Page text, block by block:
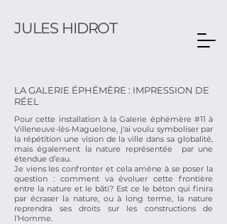
JULES HIDROT
LA GALERIE ÉPHÉMÈRE : IMPRESSION DE
RÉEL
Pour cette installation à la Galerie éphémère #11 à
Villeneuve-lès-Maguelone, j'ai voulu symboliser par
la répétition une vision de la ville dans sa globalité,
mais également la nature représentée par une
étendue d’eau.
Je viens les confronter et cela amène à se poser la
question : comment va évoluer cette frontière
entre la nature et le bâti? Est ce le béton qui finira
par écraser la nature, ou à long terme, la nature
reprendra ses droits sur les constructions de
l’Homme.